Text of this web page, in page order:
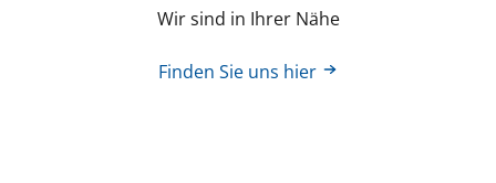
Wir sind in Ihrer Nähe
Finden Sie uns hier